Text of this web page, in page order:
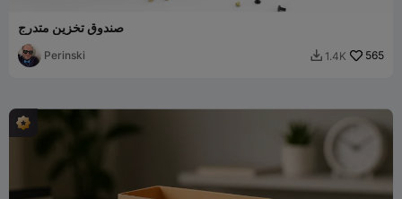
صندوق تخزين متدرج
Perinski  1.4K 565